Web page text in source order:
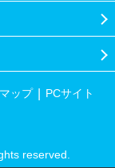
ップ PCサイト
reserved.